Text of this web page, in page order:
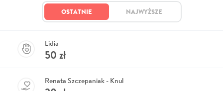
OSTATNIE NAJWYŻSZE
Lidia
50 zł
Renata Szczepaniak - Knul